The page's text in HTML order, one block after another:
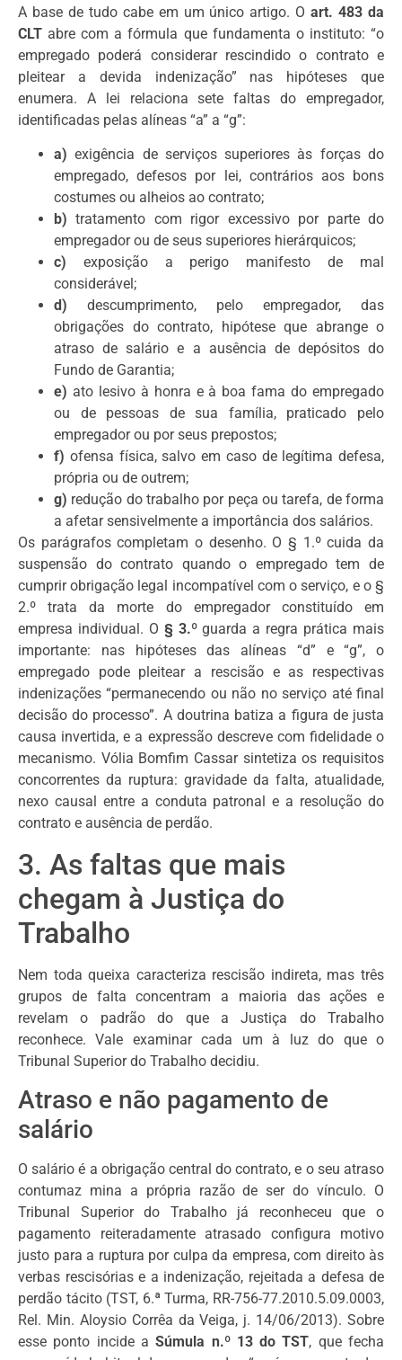
A base de tudo cabe em um único artigo. Oart. 483 da
CLT abre com a fórmula que fundamenta o instituto: “o
empregado poderá considerar rescindido o contrato e
pleitear a devida indenização” nas hipóteses que
enumera. A lei relaciona sete faltas do empregador,
identificadas pelas alíneas “a” a “g”:
a) exigência de serviços superiores às forças do
empregado, defesos por lei, contrários aos bons
costumes ou alheios ao contrato;
b) tratamento com rigor excessivo por parte do
empregador ou de seus superiores hierárquicos;
c) exposição a perigo manifesto de mal
considerável;
d) descumprimento, pelo empregador, das
obrigações do contrato, hipótese que abrange o
atraso de salário e a ausência de depósitos do
Fundo de Garantia;
e) ato lesivo à honra e à boa fama do empregado
ou de pessoas de sua família, praticado pelo
empregador ou por seus prepostos;
f) ofensa física, salvo em caso de legítima defesa,
própria ou de outrem;
g) redução do trabalho por peça ou tarefa, de forma
a afetar sensivelmente a importância dos salários.
Os parágrafos completam o desenho. O § 1.º cuida da
suspensão do contrato quando o empregado tem de
cumprir obrigação legal incompatível com o serviço, e o §
2.º trata da morte do empregador constituído em
empresa individual. O § 3.ºguarda a regra prática mais
importante: nas hipóteses das alíneas “d” e “g”, o
empregado pode pleitear a rescisão e as respectivas
indenizações “permanecendo ou não no serviço até final
decisão do processo”. A doutrina batiza a figura de justa
causa invertida, e a expressão descreve com fidelidade o
mecanismo. Vólia Bomfim Cassar sintetiza os requisitos
concorrentes da ruptura: gravidade da falta, atualidade,
nexo causal entre a conduta patronal e a resolução do
contrato e ausência de perdão.
3. As faltas que mais
chegam à Justiça do
Trabalho
Nem toda queixa caracteriza rescisão indireta, mas três
grupos de falta concentram a maioria das ações e
revelam o padrão do que a Justiça do Trabalho
reconhece. Vale examinar cada um à luz do que o
Tribunal Superior do Trabalho decidiu.
Atraso e não pagamento de
salário
O salário é a obrigação central do contrato, e o seu atraso
contumaz mina a própria razão de ser do vínculo. O
Tribunal Superior do Trabalho já reconheceu que o
pagamento reiteradamente atrasado configura motivo
justo para a ruptura por culpa da empresa, com direito às
verbas rescisórias e a indenização, rejeitada a defesa de
perdão tácito (TST, 6.ª Turma, RR-756-77.2010.5.09.0003,
Rel. Min. Aloysio Corrêa da Veiga, j. 14/06/2013). Sobre
esse ponto incide aSúmula n.º 13 do TST, que fecha